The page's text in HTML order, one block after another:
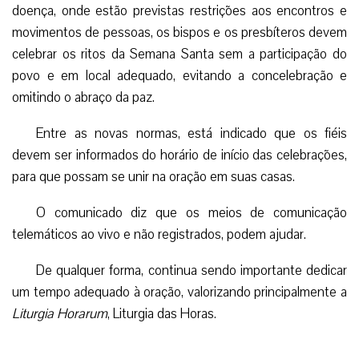
doença, onde estão previstas restrições aos encontros e
movimentos de pessoas, os bispos e os presbíteros devem
celebrar os ritos da Semana Santa sem a participação do
povo e em local adequado, evitando a concelebração e
omitindo o abraço da paz.
Entre as novas normas, está indicado que os fiéis
devem ser informados do horário de início das celebrações,
para que possam se unir na oração em suas casas.
O comunicado diz que os meios de comunicação
telemáticos ao vivo e não registrados, podem ajudar.
De qualquer forma, continua sendo importante dedicar
um tempo adequado à oração, valorizando principalmente a
Liturgia Horarum, Liturgia das Horas.